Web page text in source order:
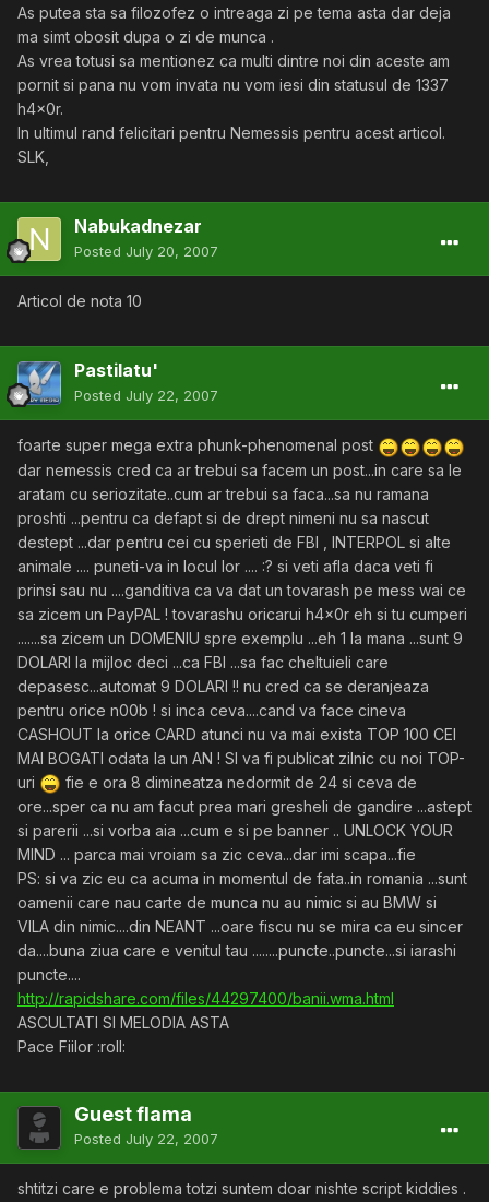
As putea sta sa filozofez o intreaga zi pe tema asta dar deja
ma simt obosit dupa o zi de munca .
As vrea totusi sa mentionez ca multi dintre noi din aceste am
pornit si pana nu vom invata nu vom iesi din statusul de 1337
h4x0r.
In ultimul rand felicitari pentru Nemessis pentru acest articol.
SLK,
Nabukadnezar
Posted July 20, 2007
Articol de nota 10
Pastilatu'
Posted July 22, 2007
foarte super mega extra phunk-phenomenal post
dar nemessis cred ca ar trebui sa facem un post...in care sa le
aratam cu seriozitate..cum ar trebui sa faca...sa nu ramana
proshti ...pentru ca defapt si de drept nimeni nu sa nascut
destept ...dar pentru cei cu sperieti de FBI , INTERPOL si alte
animale .... puneti-va in locul lor .... :? si veti afla daca veti fi
prinsi sau nu ....ganditiva ca va dat un tovarash pe mess wai ce
sa zicem un PayPAL ! tovarashu oricarui h4x0r eh si tu cumperi
.......sa zicem un DOMENIU spre exemplu ...eh 1 la mana ...sunt 9
DOLARI la mijloc deci ...ca FBI ...sa fac cheltuieli care
depasesc...automat 9 DOLARI !! nu cred ca se deranjeaza
pentru orice n00b ! si inca ceva....cand va face cineva
CASHOUT la orice CARD atunci nu va mai exista TOP 100 CEI
MAI BOGATI odata la un AN ! SI va fi publicat zilnic cu noi TOP-
uri
fie e ora 8 dimineatza nedormit de 24 si ceva de
ore...sper ca nu am facut prea mari gresheli de gandire ...astept
si parerii ...si vorba aia ...cum e si pe banner .. UNLOCK YOUR
MIND ... parca mai vroiam sa zic ceva...dar imi scapa...fie
PS: si va zic eu ca acuma in momentul de fata..in romania ...sunt
oamenii care nau carte de munca nu au nimic si au BMW si
VILA din nimic....din NEANT ...oare fiscu nu se mira ca eu sincer
da....buna ziua care e venitul tau ........puncte..puncte...si iarashi
puncte....
http://rapidshare.com/files/44297400/banii.wma.html
ASCULTATI SI MELODIA ASTA
Pace Fiilor :roll:
Guest flama
Posted July 22, 2007
shtitzi care e problema totzi suntem doar nishte script kiddies .